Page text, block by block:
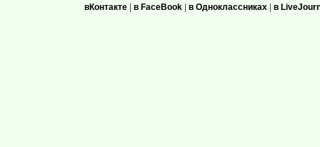
вКонтакте | в FaceBook | в Одноклассниках | в